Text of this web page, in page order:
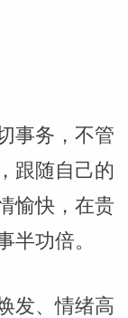
事务，不管
跟随自己的
愉快，在贵
半功倍。
发、情绪高